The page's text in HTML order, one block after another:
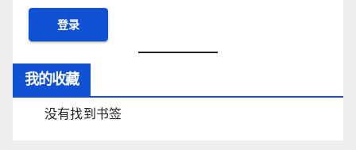
我的收藏
没有找到书签